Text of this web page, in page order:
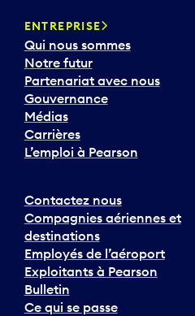
ENTREPRISE
Qui nous sommes
Notre futur
Partenariat avec nous
Gouvernance
Médias
Carrières
L’emploi à Pearson
Contactez nous
Compagnies aériennes et
destinations
Employés de l’aéroport
Exploitants à Pearson
Bulletin
Ce qui se passe